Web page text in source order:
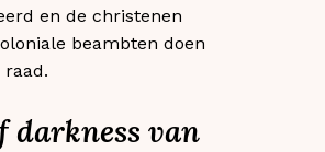
en de christenen
beambten doen
van